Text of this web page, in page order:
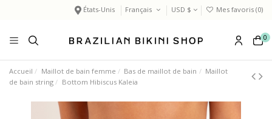
États-Unis Français USD $ Mes favoris (0)
0
Accueil Maillot de bain femme Bas de maillot de bain
Maillot
de bain string
Bottom Hibiscus Kaleia